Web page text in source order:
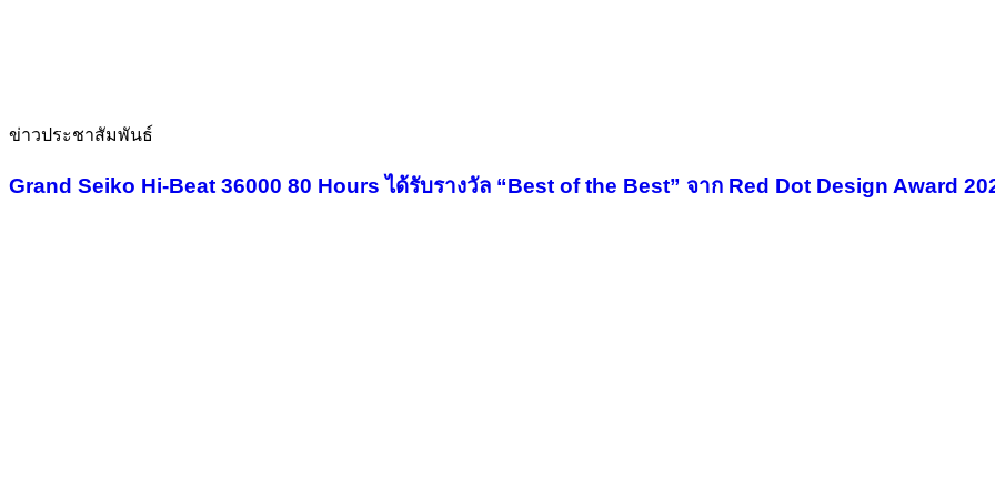
ข่าวประชาสัมพันธ์
Grand Seiko Hi-Beat 36000 80 Hours ได้รับรางวัล “Best of the Best” จาก Red Dot Design Award